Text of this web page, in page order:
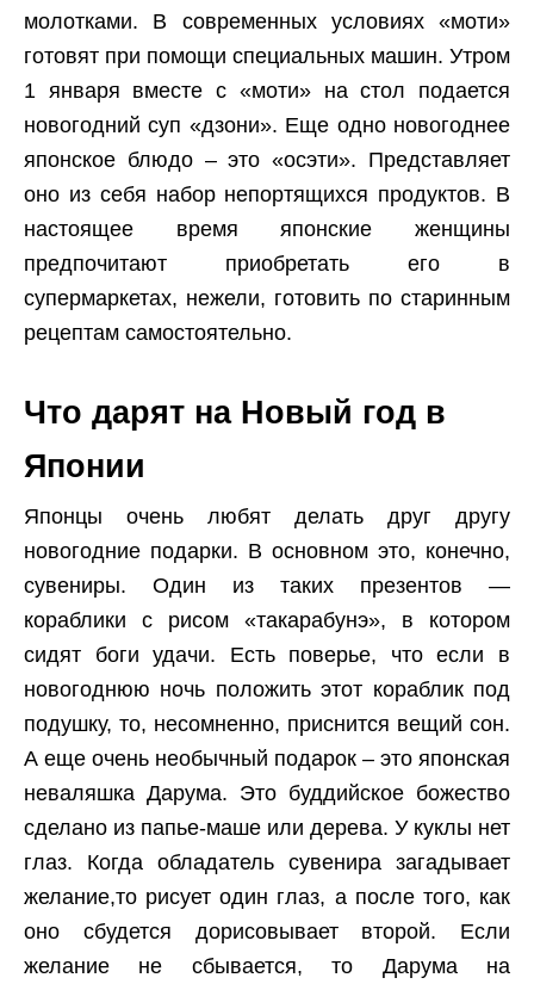
молотками. В современных условиях «моти»
готовят при помощи специальных машин. Утром
1 января вместе с «моти» на стол подается
новогодний суп «дзони». Еще одно новогоднее
японское блюдо – это «осэти». Представляет
оно из себя набор непортящихся продуктов. В
настоящее время японские женщины
предпочитают приобретать его в
супермаркетах, нежели, готовить по старинным
рецептам самостоятельно.
Что дарят на Новый год в
Японии
Японцы очень любят делать друг другу
новогодние подарки. В основном это, конечно,
сувениры. Один из таких презентов —
кораблики с рисом «такарабунэ», в котором
сидят боги удачи. Есть поверье, что если в
новогоднюю ночь положить этот кораблик под
подушку, то, несомненно, приснится вещий сон.
А еще очень необычный подарок – это японская
неваляшка Дарума. Это буддийское божество
сделано из папье-маше или дерева. У куклы нет
глаз. Когда обладатель сувенира загадывает
желание,то рисует один глаз, а после того, как
оно сбудется дорисовывает второй. Если
желание не сбывается, то Дарума на